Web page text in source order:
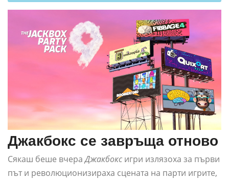
Джакбокс се завръща отново
Сякаш беше вчераДжакбокс игри излязоха за първи
път и революционизираха сцената на парти игрите,